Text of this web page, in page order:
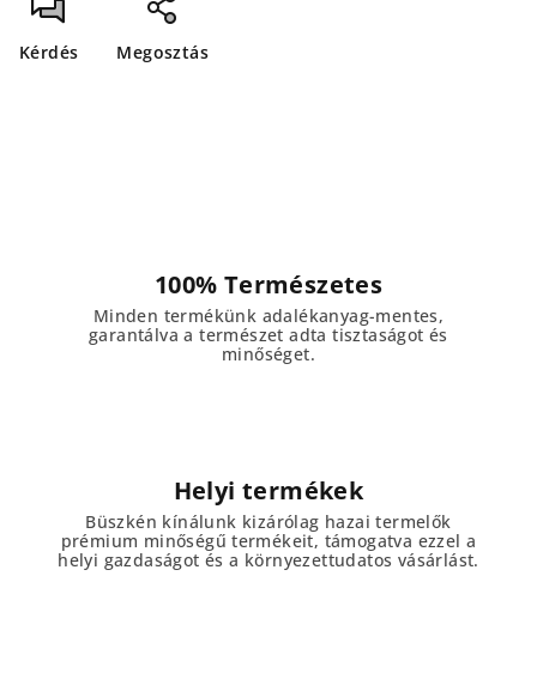
Kérdés Megosztás
100% Természetes
Minden termékünk adalékanyag-mentes,
garantálva a természet adta tisztaságot és
minőséget.
Helyi termékek
Büszkén kínálunk kizárólag hazai termelők
prémium minőségű termékeit, támogatva ezzel a
helyi gazdaságot és a környezettudatos vásárlást.